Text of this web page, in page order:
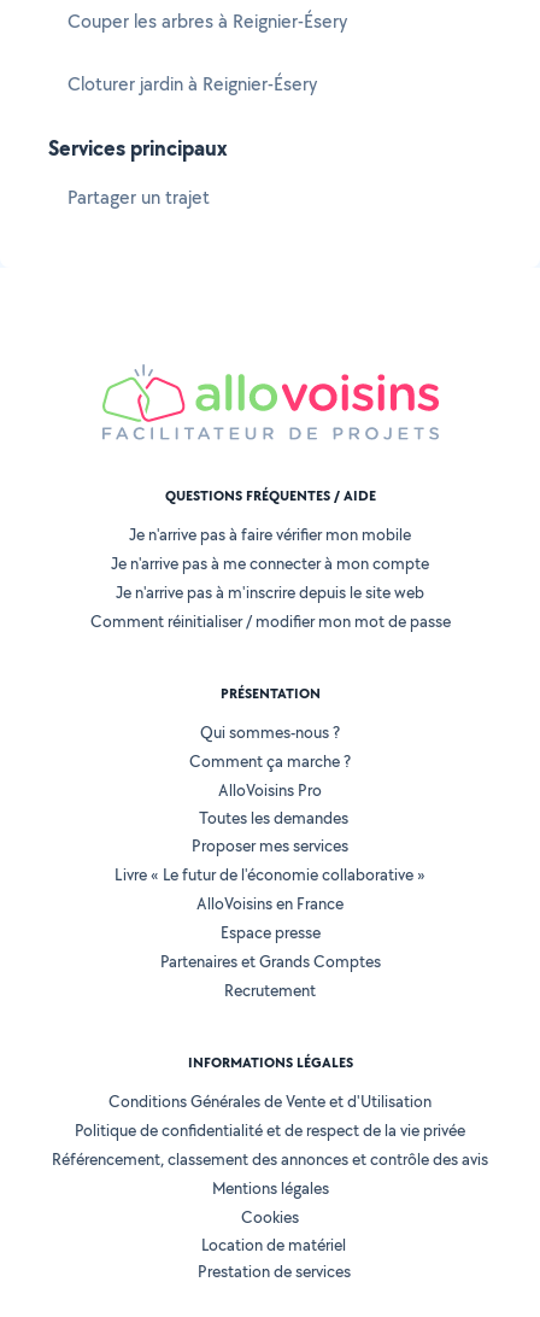
Couper les arbres à Reignier-Ésery
Cloturer jardin à Reignier-Ésery
Services principaux
Partager un trajet
QUESTIONS FRÉQUENTES / AIDE
Je n'arrive pas à faire vérifier mon mobile
Je n'arrive pas à me connecter à mon compte
Je n'arrive pas à m'inscrire depuis le site web
Comment réinitialiser / modifier mon mot de passe
PRÉSENTATION
Qui sommes-nous ?
Comment ça marche ?
AlloVoisins Pro
Toutes les demandes
Proposer mes services
Livre « Le futur de l'économie collaborative »
AlloVoisins en France
Espace presse
Partenaires et Grands Comptes
Recrutement
INFORMATIONS LÉGALES
Conditions Générales de Vente et d'Utilisation
Politique de confidentialité et de respect de la vie privée
Référencement, classement des annonces et contrôle des avis
Mentions légales
Cookies
Location de matériel
Prestation de services